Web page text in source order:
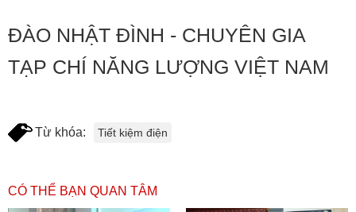
ĐÀO NHẬT ĐÌNH - CHUYÊN GIA
TẠP CHÍ NĂNG LƯỢNG VIỆT NAM
Từ khóa: Tiết kiệm điện
CÓ THỂ BẠN QUAN TÂM